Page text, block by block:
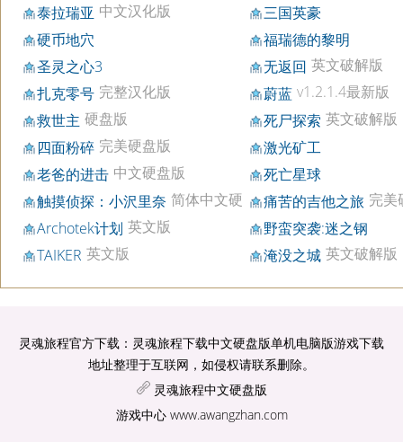
泰拉瑞亚 中文汉化版
三国英豪
硬币地穴
福瑞德的黎明
圣灵之心3
无返回 英文破解版
扎克零号 完整汉化版 蔚蓝 v1.2.1.4最新版
救世主 硬盘版 死尸探索 英文破解版
四面粉碎 完美硬盘版
激光矿工
老爸的进击 中文硬盘版
死亡星球
触摸侦探：小沢里奈 简体中文硬
盘版
痛苦的吉他之旅 完美
盘版
Archotek计划 英文版
野蛮突袭:迷之钢
TAIKER 英文版 淹没之城 英文破解版
灵魂旅程官方下载：灵魂旅程下载中文硬盘版单机电脑版游戏下载
地址整理于互联网，如侵权请联系删除。
灵魂旅程中文硬盘版
游戏中心www.awangzhan.com